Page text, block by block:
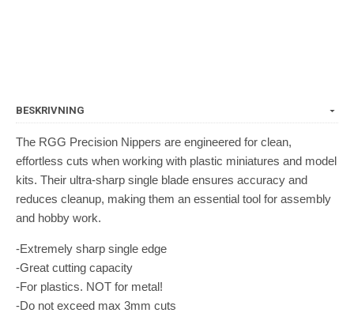
BESKRIVNING
The RGG Precision Nippers are engineered for clean,
effortless cuts when working with plastic miniatures and model
kits. Their ultra-sharp single blade ensures accuracy and
reduces cleanup, making them an essential tool for assembly
and hobby work.
-Extremely sharp single edge
-Great cutting capacity
-For plastics. NOT for metal!
-Do not exceed max 3mm cuts